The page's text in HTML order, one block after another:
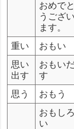
おめでと
うござい
ます。
重い おもい
思い
出す
おもい
す
思う
おもう
おもしろ
い